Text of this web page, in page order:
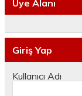
Üye Alanı
Giriş Yap
Kullanıcı Adı